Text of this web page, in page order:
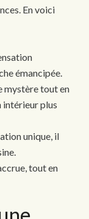
En voici
émancipée.
mystère tout en
intérieur plus
unique, il
tout en